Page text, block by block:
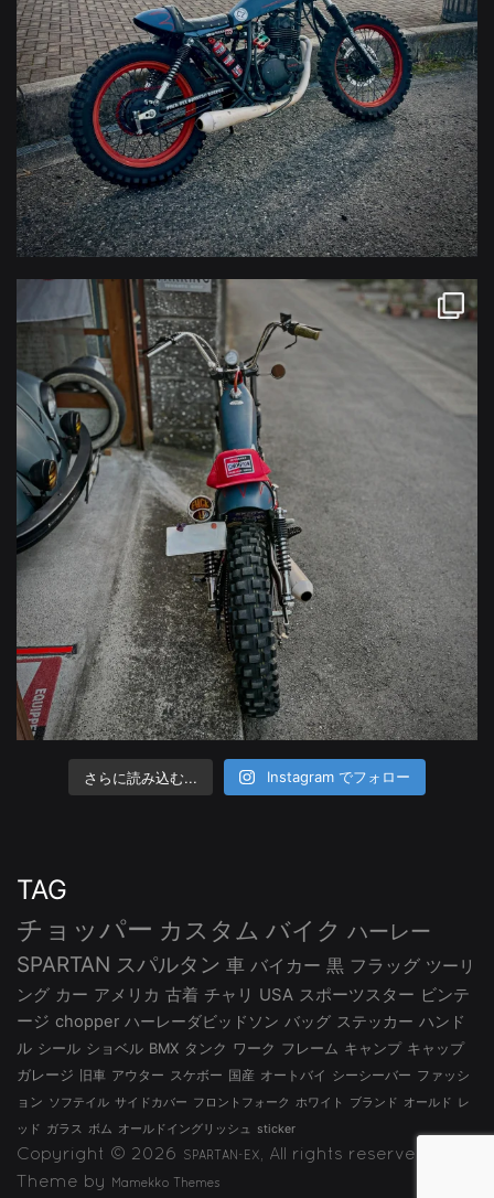
さらに読み込む... Instagram でフォロー
TAG
チョッパー カスタム バイク ハーレー
SPARTAN スパルタン 車 バイカー 黒 フラッグ ツーリ
ング カー アメリカ 古着 チャリ USA スポーツスター ビンテ
ージ chopper ハーレーダビッドソン バッグ ステッカー ハンド
ル シール ショベル BMX タンク ワーク フレーム キャンプ キャップ
ガレージ
旧車 アウター スケボー 国産 オートバイ シーシーバー ファッシ
ョン ソフテイル サイドカバー フロントフォーク ホワイト ブランド オールド レ
ッド ガラス ボム オールドイングリッシュ sticker
Copyright © 2026 SPARTAN-EX
, All rights reserved.
Theme by
Mamekko Themes